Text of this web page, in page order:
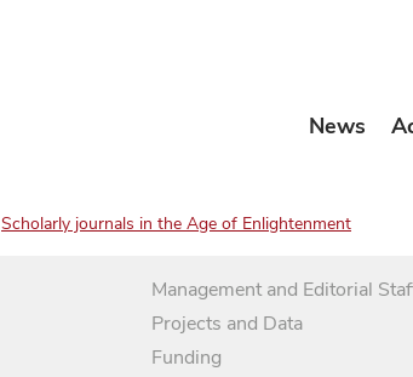
News
Scholarly journals in the Age of Enlightenment
Management and Editorial
Projects and Data
Funding